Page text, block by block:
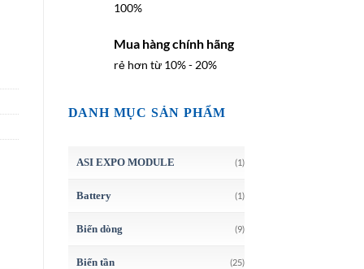
100%
Mua hàng chính hãng
rẻ hơn từ 10% - 20%
DANH MỤC SẢN PHẨM
ASI EXPO MODULE (1)
Battery (1)
Biến dòng (9)
Biến tần (25)